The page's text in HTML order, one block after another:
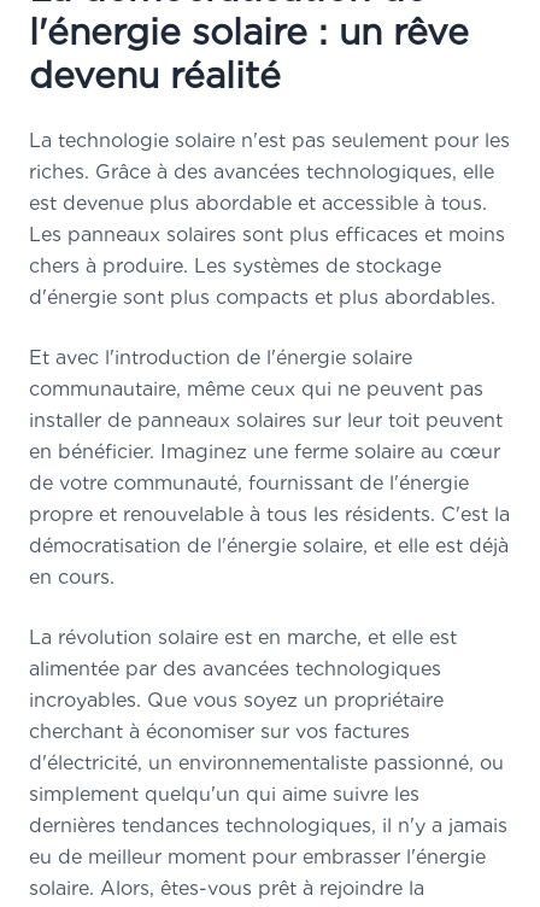
l'énergie solaire : un rêve
devenu réalité
La technologie solaire n'est pas seulement pour les
riches. Grâce à des avancées technologiques, elle
est devenue plus abordable et accessible à tous.
Les panneaux solaires sont plus efficaces et moins
chers à produire. Les systèmes de stockage
d'énergie sont plus compacts et plus abordables.
Et avec l'introduction de l'énergie solaire
communautaire, même ceux qui ne peuvent pas
installer de panneaux solaires sur leur toit peuvent
en bénéficier. Imaginez une ferme solaire au cœur
de votre communauté, fournissant de l'énergie
propre et renouvelable à tous les résidents. C'est la
démocratisation de l'énergie solaire, et elle est déjà
en cours.
La révolution solaire est en marche, et elle est
alimentée par des avancées technologiques
incroyables. Que vous soyez un propriétaire
cherchant à économiser sur vos factures
d'électricité, un environnementaliste passionné, ou
simplement quelqu'un qui aime suivre les
dernières tendances technologiques, il n'y a jamais
eu de meilleur moment pour embrasser l'énergie
solaire. Alors, êtes-vous prêt à rejoindre la